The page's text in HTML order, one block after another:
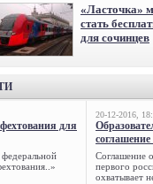
«Ласточка»
стать
для сочинцев
для
20-12-2016,
соглашение
Соглашение
первого
охватывает